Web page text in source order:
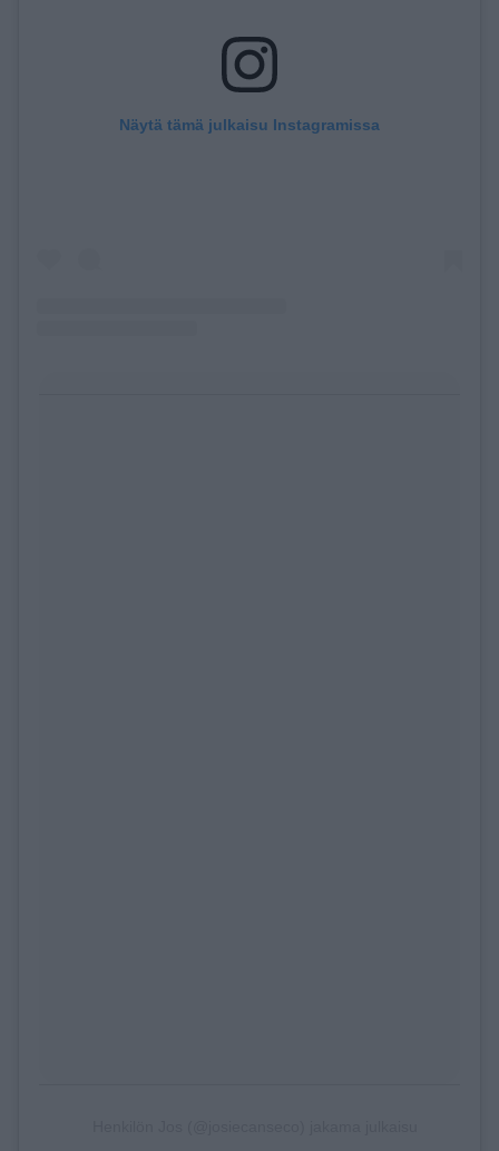
Näytä tämä julkaisu Instagramissa